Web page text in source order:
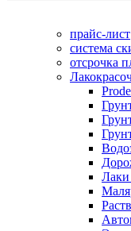
прайс-лист
система
отсрочка